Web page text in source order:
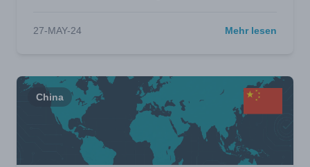
27-MAY-24 Mehr lesen
China